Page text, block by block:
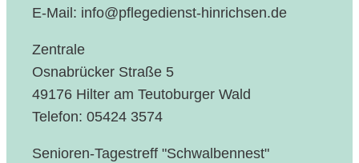
E-Mail: info@pflegedienst-hinrichsen.de
Zentrale
Osnabrücker Straße 5
49176 Hilter am Teutoburger Wald
Telefon: 05424 3574
Senioren-Tagestreff "Schwalbennest"